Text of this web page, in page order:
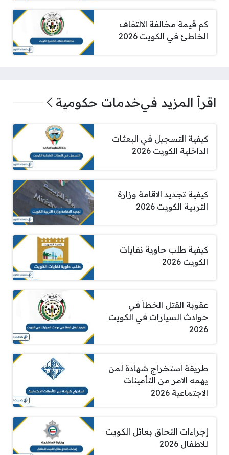
كم قيمة مخالفة الالتفاف
الخاطئ في الكويت 2026
اقرأ المزيد فيخدمات حكومية
كيفية التسجيل في البعثات
الداخلية الكويت 2026
كيفية تجديد الاقامة وزارة
التربية الكويت 2026
كيفية طلب حاوية نفايات
الكويت 2026
عقوبة القتل الخطأ في
حوادث السيارات في الكويت
2026
طريقة استخراج شهادة لمن
يهمه الامر من التأمينات
الاجتماعية 2026
إجراءات التحاق بعائل الكويت
للاطفال 2026